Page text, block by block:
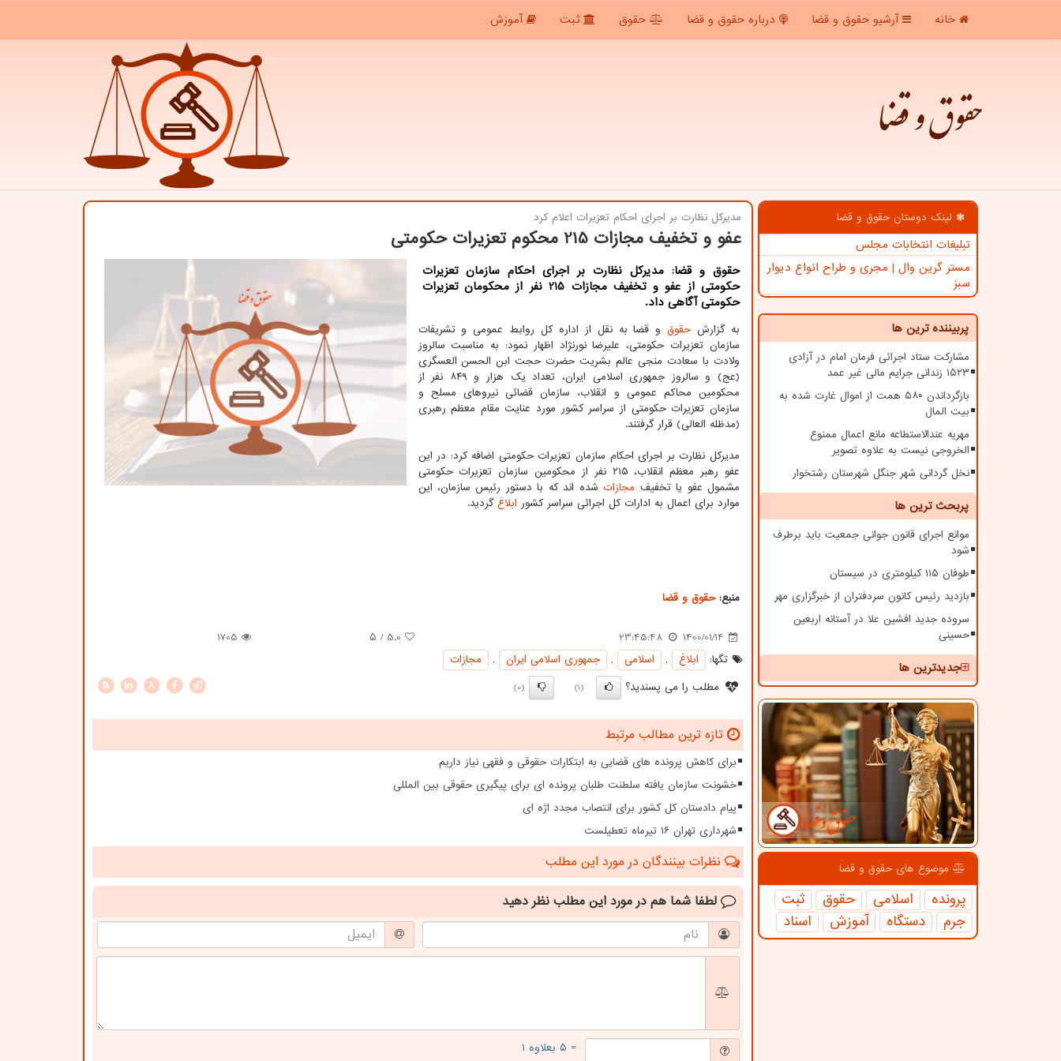
خانه آرشیو حقوق و قضا درباره حقوق و قضا حقوق ثبت آموزش
حقوق و قضا
لینک دوستان حقوق و قضا
تبلیغات انتخابات مجلس
مستر گرین وال | مجری و طراح انواع دیوار
سبز
پربیننده ترین ها
مشارکت ستاد اجرائی فرمان امام در آزادی
۱۵۲۳ زندانی جرایم مالی غیر عمد
بازگرداندن ۵۸۰ همت از اموال غارت شده به
بیت المال
مهریه عندالاستطاعه مانع اعمال ممنوع
الخروجی نیست به علاوه تصویر
نخل گردانی شهر جنگل شهرستان رشتخوار
پربحث ترین ها
موانع اجرای قانون جوانی جمعیت باید برطرف
شود
طوفان ۱۱۵ کیلومتری در سیستان
بازدید رئیس کانون سردفتران از خبرگزاری مهر
سروده جدید افشین علا در آستانه اربعین
حسینی
جدیدترین ها
موضوع های حقوق و قضا
پرونده اسلامی حقوق
ثبت
جرم
دستگاه آموزش اسناد
مدیركل نظارت بر اجرای احكام تعزیرات اعلام كرد
عفو و تخفیف مجازات 215 محكوم تعزیرات حكومتی
حقوق و قضا: مدیرکل نظارت بر اجرای احکام سازمان تعزیرات
حکومتی از عفو و تخفیف مجازات 215 نفر از محکومان تعزیرات
حکومتی آگاهی داد.
به گزارش حقوقو قضا به نقل از اداره کل روابط عمومی و تشریفات
سازمان تعزیرات حکومتی، علیرضا نورنژاد اظهار نمود: به مناسبت سالروز
ولادت با سعادت منجی عالم بشریت حضرت حجت ابن الحسن العسگری
(عج) و سالروز جمهوری اسلامی ایران، تعداد یک هزار و ۸۴۹ نفر از
محکومین محاکم عمومی و انقلاب، سازمان قضائی نیروهای مسلح و
سازمان تعزیرات حکومتی از سراسر کشور مورد عنایت مقام معظم رهبری
(مدظله العالی) قرار گرفتند.
مدیرکل نظارت بر اجرای احکام سازمان تعزیرات حکومتی اضافه کرد: در این
عفو رهبر معظم انقلاب، ۲۱۵ نفر از محکومین سازمان تعزیرات حکومتی
مشمول عفو یا تخفیف مجازات شده اند که با دستور رئیس سازمان، این
موارد برای اعمال به ادارات کل اجرائی سراسر کشور ابلاغ گردید.
منبع:حقوق و قضا
1400/01/14
23:45:48
5.0 / ۵
1705
تگها:
ابلاغ , اسلامی , جمهوری اسلامی ایران ,
مجازات
مطلب را می پسندید؟
(1)
(0)
X
تازه ترین مطالب مرتبط
برای کاهش پرونده های قضایی به ابتکارات حقوقی و فقهی نیاز داریم
خشونت سازمان یافته سلطنت طلبان پرونده ای برای پیگیری حقوقی بین المللی
پیام دادستان کل کشور برای انتصاب مجدد اژه ای
شهرداری تهران ۱۶ تیرماه تعطیلست
نظرات بینندگان در مورد این مطلب
لطفا شما هم در مورد این مطلب نظر دهید
= ۵ بعلاوه ۱